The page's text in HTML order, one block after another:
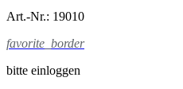
Art.-Nr.: 19010
favorite_border
bitte einloggen